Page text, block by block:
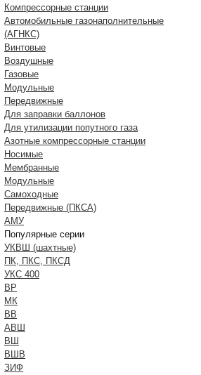
Компрессорные станции
Автомобильные газонаполнительные
(АГНКС)
Винтовые
Воздушные
Газовые
Модульные
Передвижные
Для заправки баллонов
Для утилизации попутного газа
Азотные компрессорные станции
Носимые
Мембранные
Модульные
Самоходные
Передвижные (ПКСА)
АМУ
Популярные серии
УКВШ (шахтные)
ПК, ПКС, ПКСД
УКС 400
ВР
МК
ВВ
АВШ
ВШ
ВШВ
ЗИФ